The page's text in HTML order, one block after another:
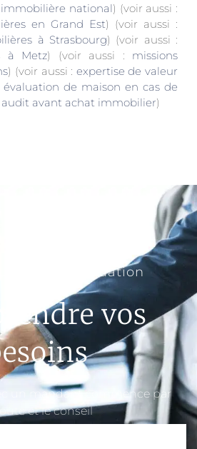
national) (voir aussi :
en Grand Est) (voir aussi :
à Strasbourg) (voir aussi :
à Metz) (voir aussi : missions
) (voir aussi : expertise de valeur
évaluation de maison en cas de
audit avant achat immobilier)
de votre situation
vos
un mandant commence par
et le conseil